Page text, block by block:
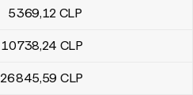
5 369,12 CLP
10 738,24 CLP
26 845,59 CLP